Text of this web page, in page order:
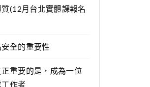
(12月台北實體課報名
全的重要性
重要的是，成為一位
作者